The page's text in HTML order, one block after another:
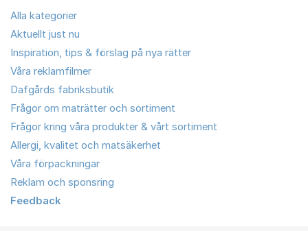
Alla kategorier
Aktuellt just nu
Inspiration, tips & förslag på nya rätter
Våra reklamfilmer
Dafgårds fabriksbutik
Frågor om maträtter och sortiment
Frågor kring våra produkter & vårt sortiment
Allergi, kvalitet och matsäkerhet
Våra förpackningar
Reklam och sponsring
Feedback